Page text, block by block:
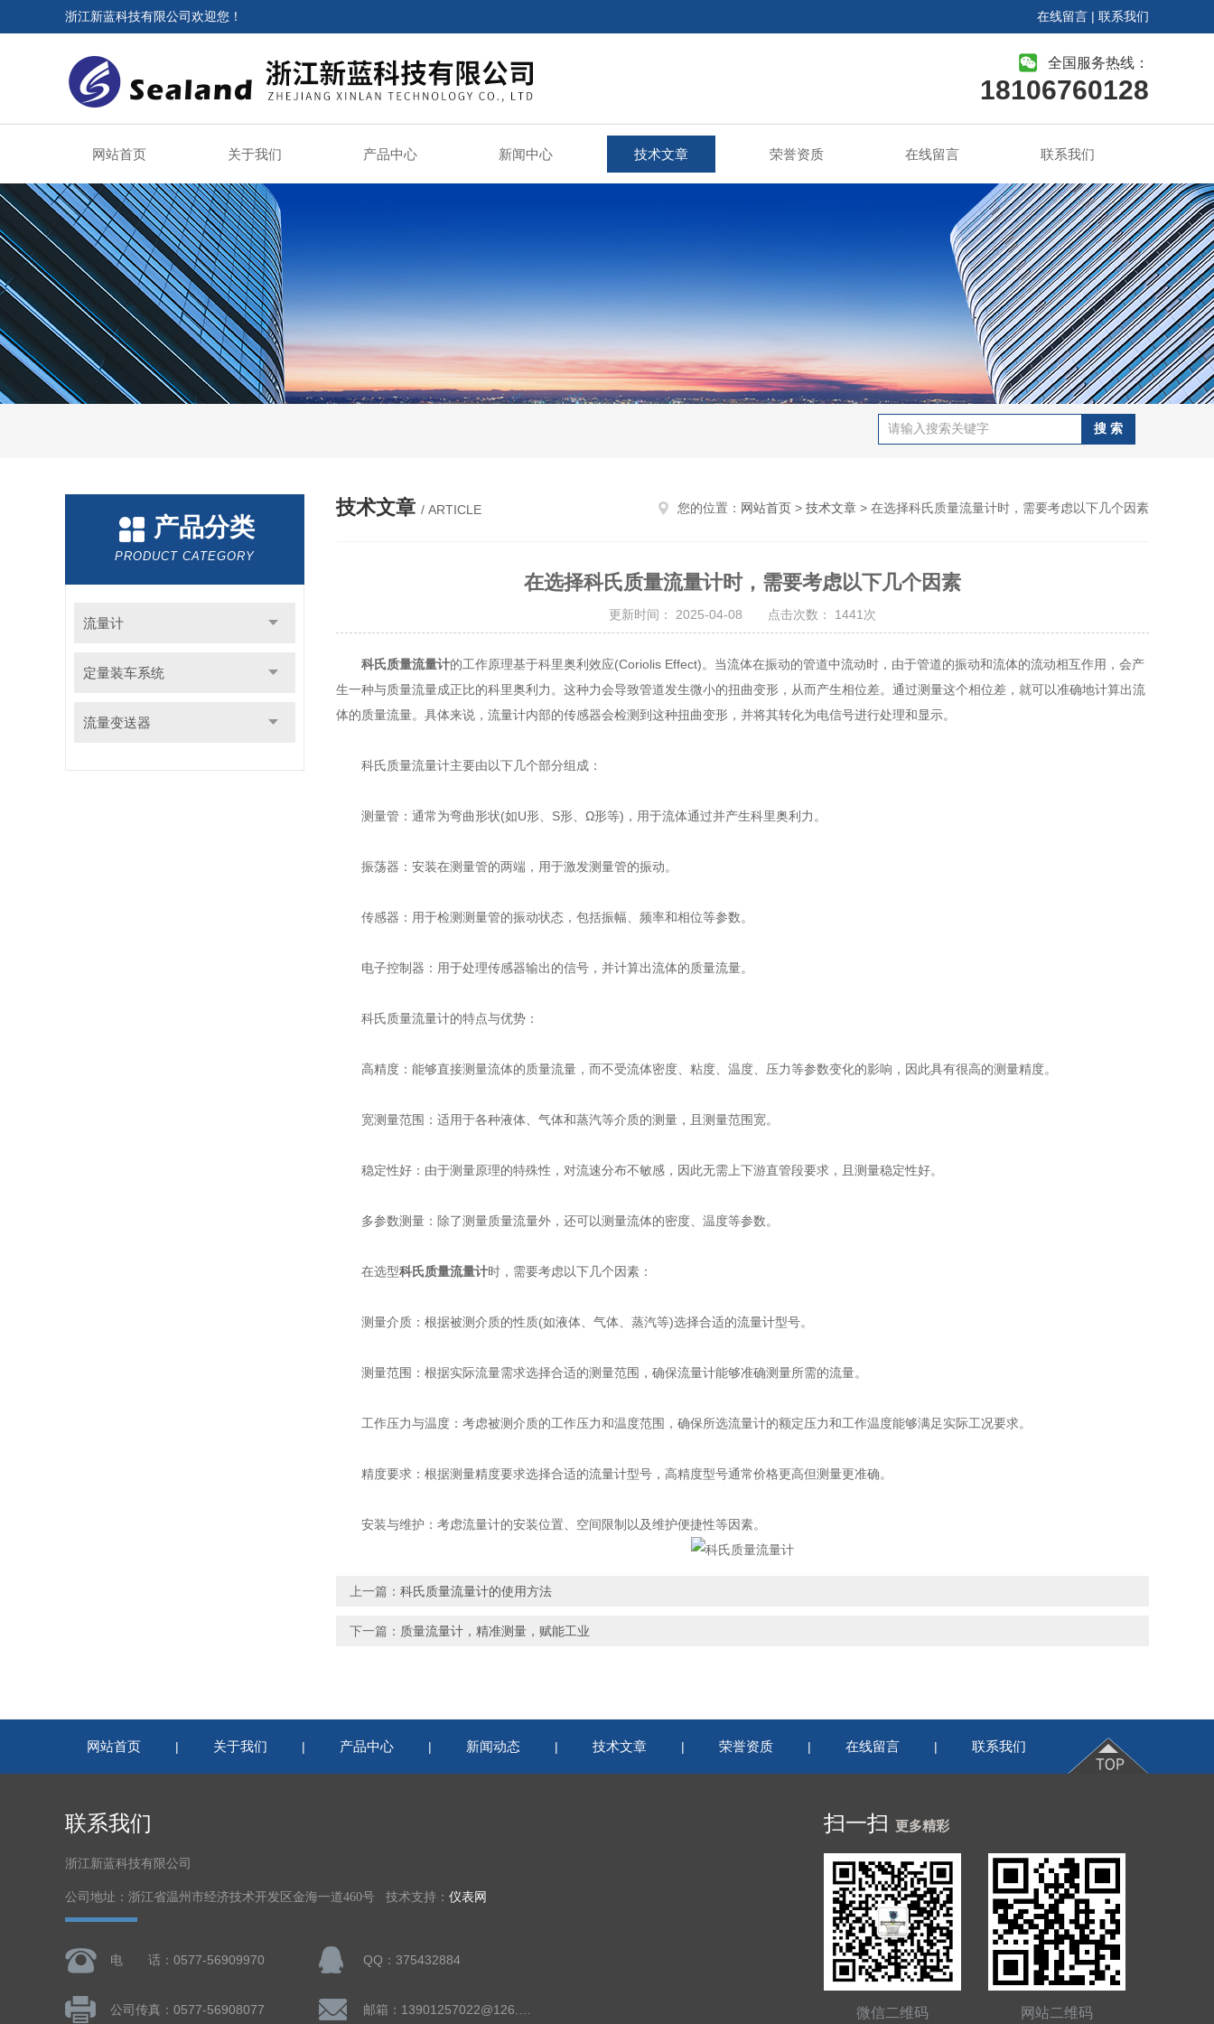
浙江新蓝科技有限公司欢迎您！ 在线留言 | 联系我们
全国服务热线：
18106760128
网站首页 关于我们 产品中心 新闻中心 技术文章 荣誉资质 在线留言 联系我们
产品分类
PRODUCT CATEGORY
流量计
定量装车系统
流量变送器
技术文章 / ARTICLE 您的位置： 网站首页 > 技术文章 > 在选择科氏质量流量计时，需要考虑以下几个因素
在选择科氏质量流量计时，需要考虑以下几个因素
更新时间： 2025-04-08 点击次数： 1441次
科氏质量流量计的工作原理基于科里奥利效应(Coriolis Effect)。当流体在振动的管道中流动时，由于管道的振动和流体的流动相互作用，会产
生一种与质量流量成正比的科里奥利力。这种力会导致管道发生微小的扭曲变形，从而产生相位差。通过测量这个相位差，就可以准确地计算出流
体的质量流量。具体来说，流量计内部的传感器会检测到这种扭曲变形，并将其转化为电信号进行处理和显示。
科氏质量流量计主要由以下几个部分组成：
测量管：通常为弯曲形状(如U形、S形、Ω形等)，用于流体通过并产生科里奥利力。
振荡器：安装在测量管的两端，用于激发测量管的振动。
传感器：用于检测测量管的振动状态，包括振幅、频率和相位等参数。
电子控制器：用于处理传感器输出的信号，并计算出流体的质量流量。
科氏质量流量计的特点与优势：
高精度：能够直接测量流体的质量流量，而不受流体密度、粘度、温度、压力等参数变化的影响，因此具有很高的测量精度。
宽测量范围：适用于各种液体、气体和蒸汽等介质的测量，且测量范围宽。
稳定性好：由于测量原理的特殊性，对流速分布不敏感，因此无需上下游直管段要求，且测量稳定性好。
多参数测量：除了测量质量流量外，还可以测量流体的密度、温度等参数。
在选型科氏质量流量计时，需要考虑以下几个因素：
测量介质：根据被测介质的性质(如液体、气体、蒸汽等)选择合适的流量计型号。
测量范围：根据实际流量需求选择合适的测量范围，确保流量计能够准确测量所需的流量。
工作压力与温度：考虑被测介质的工作压力和温度范围，确保所选流量计的额定压力和工作温度能够满足实际工况要求。
精度要求：根据测量精度要求选择合适的流量计型号，高精度型号通常价格更高但测量更准确。
安装与维护：考虑流量计的安装位置、空间限制以及维护便捷性等因素。
上一篇： 科氏质量流量计的使用方法
下一篇： 质量流量计，精准测量，赋能工业
网站首页 | 关于我们 | 产品中心 | 新闻动态 | 技术文章 | 荣誉资质 | 在线留言 | 联系我们
联系我们
浙江新蓝科技有限公司
公司地址：浙江省温州市经济技术开发区金海一道460号 技术支持： 仪表网
电 话：0577-56909970 QQ：375432884
公司传真：0577-56908077
扫一扫 更多精彩
微信二维码 网站二维码